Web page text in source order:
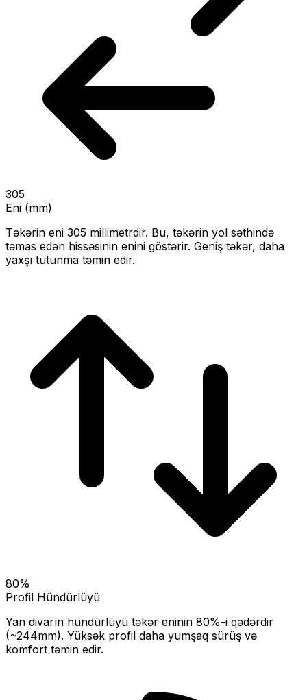
305
Eni (mm)
Təkərin eni 305 millimetrdir. Bu, təkərin yol səthində
təmas edən hissəsinin enini göstərir. Geniş təkər, daha
yaxşı tutunma təmin edir.
80%
Profil Hündürlüyü
Yan divarın hündürlüyü təkər eninin 80%-i qədərdir
(~244mm). Yüksək profil daha yumşaq sürüş və
komfort təmin edir.